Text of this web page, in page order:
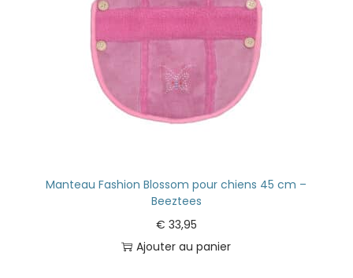
Manteau Fashion Blossom pour chiens 45 cm –
Beeztees
€ 33,95
Ajouter au panier